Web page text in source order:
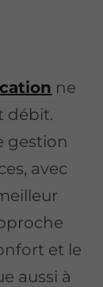
ne
débit.
gestion
avec
et le
aussi à